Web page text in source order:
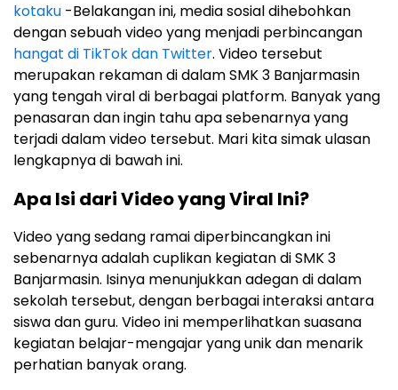
kotaku -Belakangan ini, media sosial dihebohkan
dengan sebuah video yang menjadi perbincangan
hangat di TikTok dan Twitter. Video tersebut
merupakan rekaman di dalam SMK 3 Banjarmasin
yang tengah viral di berbagai platform. Banyak yang
penasaran dan ingin tahu apa sebenarnya yang
terjadi dalam video tersebut. Mari kita simak ulasan
lengkapnya di bawah ini.
Apa Isi dari Video yang Viral Ini?
Video yang sedang ramai diperbincangkan ini
sebenarnya adalah cuplikan kegiatan di SMK 3
Banjarmasin. Isinya menunjukkan adegan di dalam
sekolah tersebut, dengan berbagai interaksi antara
siswa dan guru. Video ini memperlihatkan suasana
kegiatan belajar-mengajar yang unik dan menarik
perhatian banyak orang.